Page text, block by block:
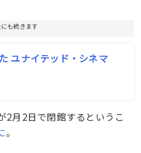
も続きます
ユナイテッド・シネマ
2月2日で閉館するというこ
。